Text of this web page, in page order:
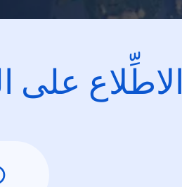
الاطِّلاع على